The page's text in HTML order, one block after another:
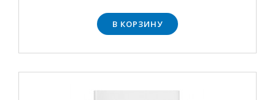
В КОРЗИНУ